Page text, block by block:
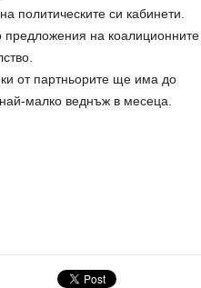
политическите си кабинети.
предложения на коалиционните
от партньорите ще има до
малко веднъж в месеца.